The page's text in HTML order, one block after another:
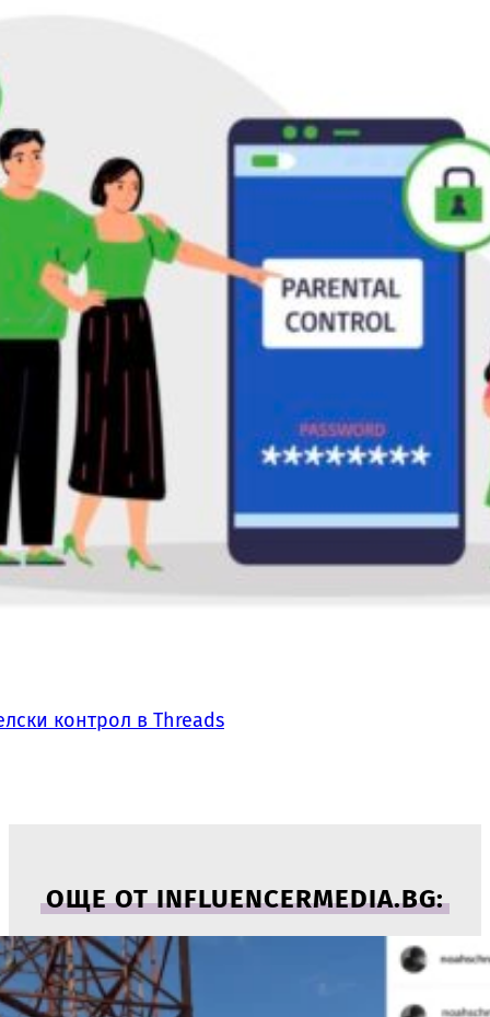
контрол в Threads
ОЩЕ ОТ INFLUENCERMEDIA.BG: